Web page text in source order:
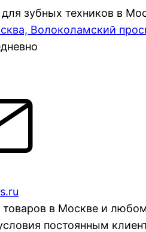
зубных техников в
Волоколамский
товаров в Москве и
постоянным